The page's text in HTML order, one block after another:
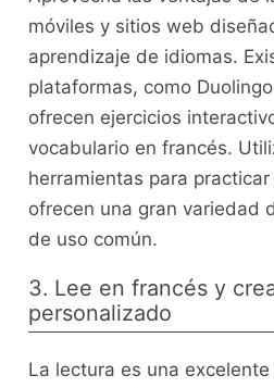
móviles y‍ sitios web
aprendizaje ‍de ​idiomas.
plataformas, como
ofrecen ejercicios
vocabulario en francés.‌
herramientas para‍
ofrecen una‌ gran variedad
de ⁤uso común.
3. Lee en francés ⁢y
personalizado
La lectura es una